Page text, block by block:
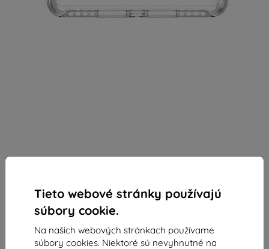
Tieto webové stránky používajú
súbory cookie.
Na našich webových stránkach používame
súbory cookies. Niektoré sú nevyhnutné na